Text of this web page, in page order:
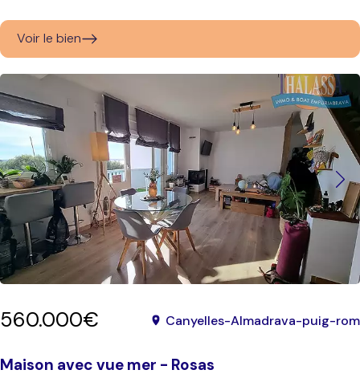
Voir le bien
560.000€ Canyelles-Almadrava-puig-rom
Maison avec vue mer - Rosas